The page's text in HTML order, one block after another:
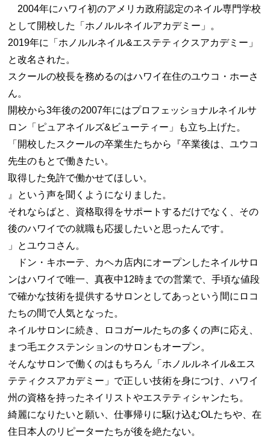
2004年にハワイ初のアメリカ政府認定のネイル専門学校
として開校した「ホノルルネイルアカデミー」。
2019年に「ホノルルネイル&エステティクスアカデミー」
と改名された。
スクールの校長を務めるのはハワイ在住のユウコ・ホーさ
ん。
開校から3年後の2007年にはプロフェッショナルネイルサ
ロン「ピュアネイルズ&ビューティー」も立ち上げた。
「開校したスクールの卒業生たちから『卒業後は、ユウコ
先生のもとで働きたい。
取得した免許で働かせてほしい。
』という声を聞くようになりました。
それならばと、資格取得をサポートするだけでなく、その
後のハワイでの就職も応援したいと思ったんです。
」とユウコさん。
ドン・キホーテ、カヘカ店内にオープンしたネイルサロ
ンはハワイで唯一、真夜中12時までの営業で、手頃な値段
で確かな技術を提供するサロンとしてあっという間にロコ
たちの間で人気となった。
ネイルサロンに続き、ロコガールたちの多くの声に応え、
まつ毛エクステンションのサロンもオープン。
そんなサロンで働くのはもちろん「ホノルルネイル&エス
テティクスアカデミー」で正しい技術を身につけ、ハワイ
州の資格を持ったネイリストやエステティシャンたち。
綺麗になりたいと願い、仕事帰りに駆け込むOLたちや、在
住日本人のリピーターたちが後を絶たない。